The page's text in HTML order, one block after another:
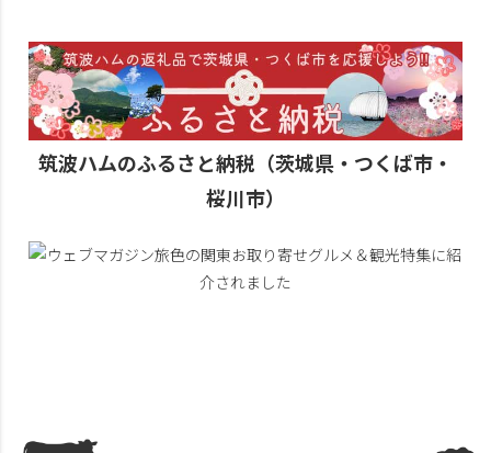
筑波ハムのふるさと納税（茨城県・つくば市・
桜川市）